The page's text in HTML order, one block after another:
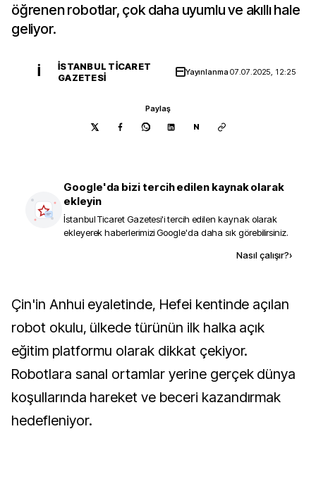
öğrenen robotlar, çok daha uyumlu ve akıllı hale
geliyor.
İ
İSTANBUL TICARET
GAZETESI
Yayınlanma07.07.2025, 12:25
Paylaş
N
Google'da bizi tercih edilen kaynak olarak
ekleyin
İstanbul Ticaret Gazetesi'i tercih edilen kaynak olarak
ekleyerek haberlerimizi Google'da daha sık görebilirsiniz.
Nasıl çalışır?›
Çin'in Anhui eyaletinde, Hefei kentinde açılan
robot okulu, ülkede türünün ilk halka açık
eğitim platformu olarak dikkat çekiyor.
Robotlara sanal ortamlar yerine gerçek dünya
koşullarında hareket ve beceri kazandırmak
hedefleniyor.